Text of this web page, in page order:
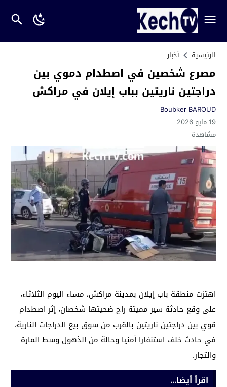
الرئيسية أخبار
مصرع شخصين في اصطدام دموي بين
دراجتين ناريتين بباب إيلان في مراكش
Boubker BAROUD
19 مايو 2026
مشاهدة
اهتزت منطقة باب إيلان بمدينة مراكش، مساء اليوم الثلاثاء،
على وقع حادثة سير مميتة راح ضحيتها شخصان، إثر اصطدام
قوي بين دراجتين ناريتين بالقرب من سوق بيع الدراجات النارية،
في حادث خلف استنفارا أمنيا وحالة من الذهول وسط المارة
والتجار.
اقرأ أيضا...